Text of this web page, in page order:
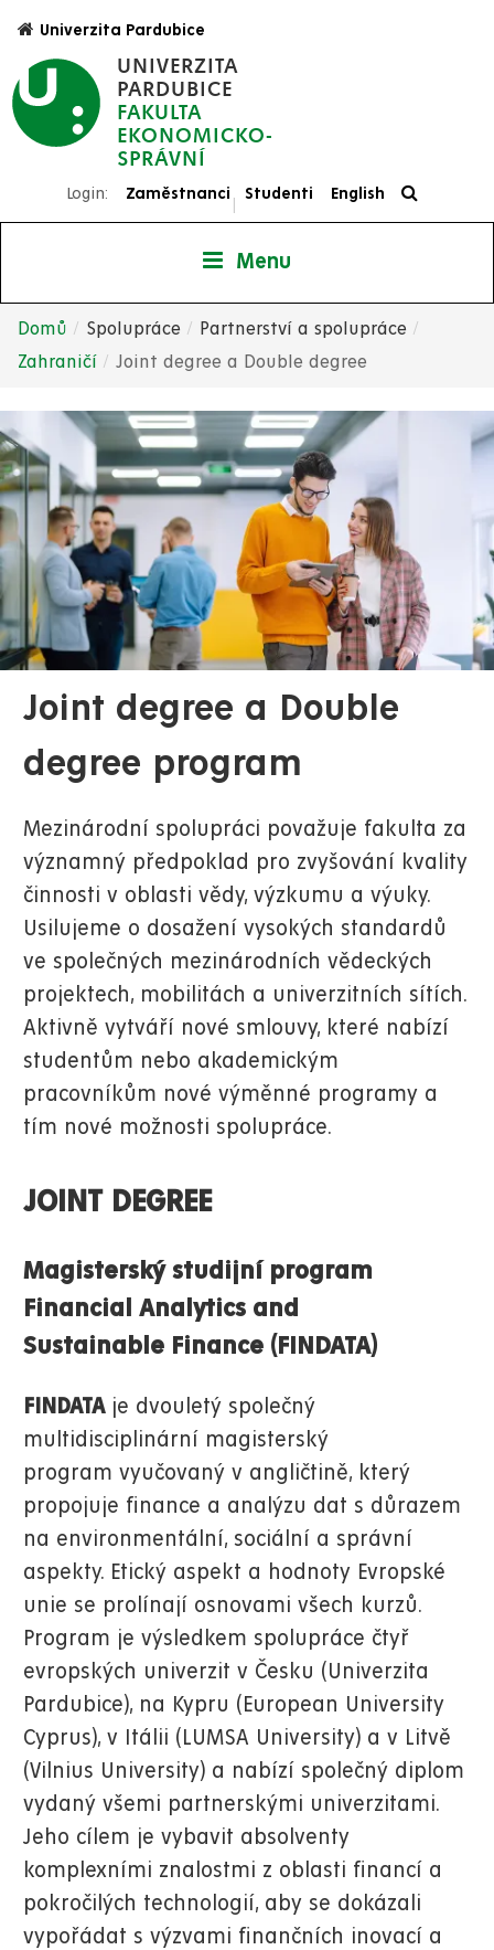
hlavnímu
obsahu
UNIVERZITA
PARDUBICE
FAKULTA
EKONOMICKO-
SPRÁVNÍ
Univerzita Pardubice
Login: Zaměstnanci
|
Studenti English
Menu
Drobečková
navigace
Domů Spolupráce
Partnerství a spolupráce
Zahraničí
Joint degree a Double degree
Joint degree a Double
degree program
Mezinárodní spolupráci považuje fakulta za
významný předpoklad pro zvyšování kvality
činnosti v oblasti vědy, výzkumu a výuky.
Usilujeme o dosažení vysokých standardů
ve společných mezinárodních vědeckých
projektech, mobilitách a univerzitních sítích.
Aktivně vytváří nové smlouvy, které nabízí
studentům nebo akademickým
pracovníkům nové výměnné programy a
tím nové možnosti spolupráce.
JOINT DEGREE
Magisterský studijní program
Financial Analytics and
Sustainable Finance (FINDATA)
FINDATA je dvouletý společný
multidisciplinární magisterský
program vyučovaný v angličtině, který
propojuje finance a analýzu dat s důrazem
na environmentální, sociální a správní
aspekty. Etický aspekt a hodnoty Evropské
unie se prolínají osnovami všech kurzů.
Program je výsledkem spolupráce čtyř
evropských univerzit v Česku (Univerzita
Pardubice), na Kypru (European University
Cyprus), v Itálii (LUMSA University) a v Litvě
(Vilnius University) a nabízí společný diplom
vydaný všemi partnerskými univerzitami.
Jeho cílem je vybavit absolventy
komplexními znalostmi z oblasti financí a
pokročilých technologií, aby se dokázali
vypořádat s výzvami finančních inovací a